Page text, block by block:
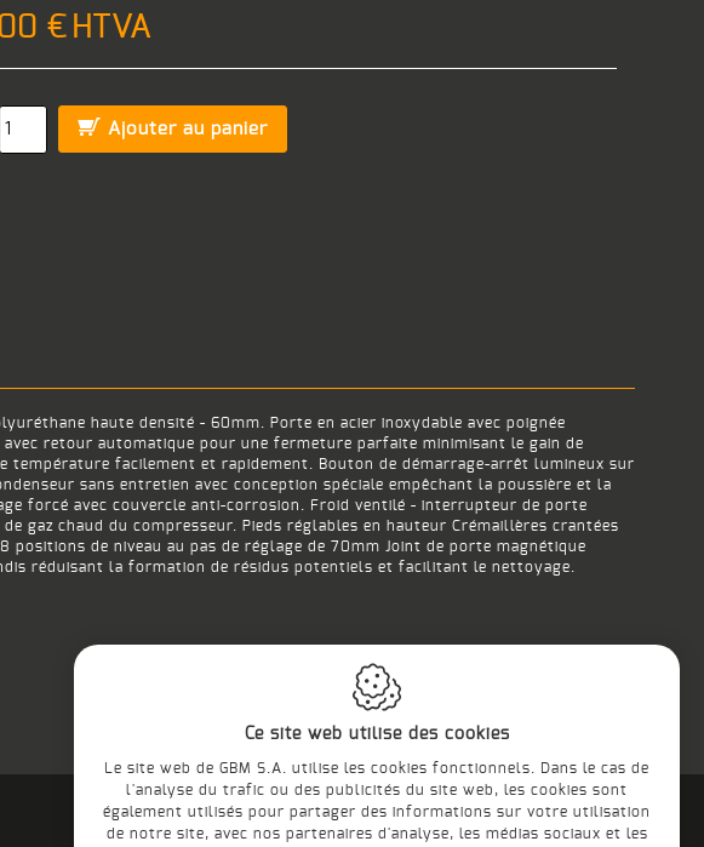
€ HTVA
Ajouter au panier
haute densité - 60mm. Porte en acier inoxydable avec poignée
retour automatique pour une fermeture parfaite minimisant le gain de
facilement et rapidement. Bouton de démarrage-arrêt lumineux sur
sans entretien avec conception spéciale empêchant la poussière et la
forcé avec couvercle anti-corrosion. Froid ventilé - interrupteur de porte
chaud du compresseur. Pieds réglables en hauteur Crémaillères crantées
de niveau au pas de réglage de 70mm Joint de porte magnétique
réduisant la formation de résidus potentiels et facilitant le nettoyage.
Ce site web utilise des cookies
Le site web de GBM S.A. utilise les cookies fonctionnels. Dans le cas de
l'analyse du trafic ou des publicités du site web, les cookies sont
également utilisés pour partager des informations sur votre utilisation
de notre site, avec nos partenaires d'analyse, les médias sociaux et les